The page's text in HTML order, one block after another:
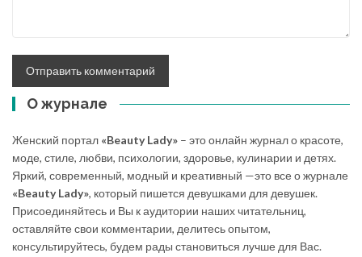
О журнале
Женский портал «Beauty Lady» – это онлайн журнал о красоте,
моде, стиле, любви, психологии, здоровье, кулинарии и детях.
Яркий, современный, модный и креативный —это все о журнале
«Beauty Lady», который пишется девушками для девушек.
Присоединяйтесь и Вы к аудитории наших читательниц,
оставляйте свои комментарии, делитесь опытом,
консультируйтесь, будем рады становиться лучше для Вас.